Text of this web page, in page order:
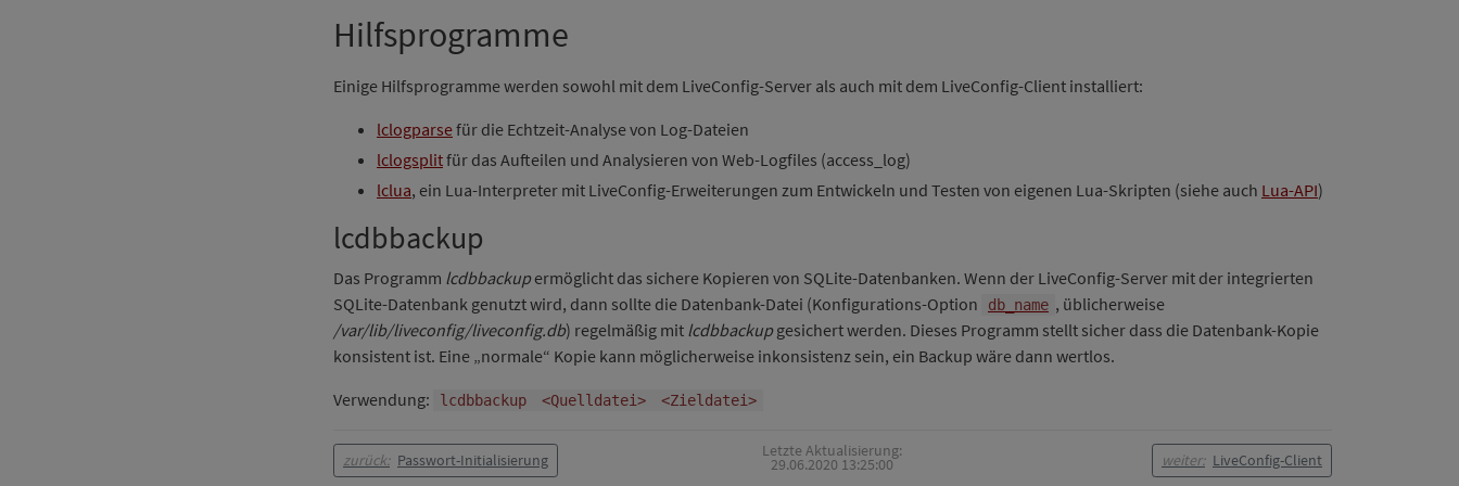
Hilfsprogramme
Einige Hilfsprogramme werden sowohl mit dem LiveConfig-Server als auch mit dem LiveConfig-Client installiert:
lclogparsefür die Echtzeit-Analyse von Log-Dateien
lclogsplitfür das Aufteilen und Analysieren von Web-Logfiles (access_log)
lclua, ein Lua-Interpreter mit LiveConfig-Erweiterungen zum Entwickeln und Testen von eigenen Lua-Skripten (siehe auch Lua-API)
lcdbbackup
Das Programm lcdbbackupermöglicht das sichere Kopieren von SQLite-Datenbanken. Wenn der LiveConfig-Server mit der integrierten
SQLite-Datenbank genutzt wird, dann sollte die Datenbank-Datei (Konfigurations-Option
db_name , üblicherweise
/var/lib/liveconfig/liveconfig.db) regelmäßig mit lcdbbackupgesichert werden. Dieses Programm stellt sicher dass die Datenbank-Kopie
konsistent ist. Eine „normale“ Kopie kann möglicherweise inkonsistenz sein, ein Backup wäre dann wertlos.
Verwendung:
lcdbbackup <Quelldatei> <Zieldatei>
zurück: Passwort-Initialisierung
Letzte Aktualisierung:
29.06.2020 13:25:00 weiter: LiveConfig-Client